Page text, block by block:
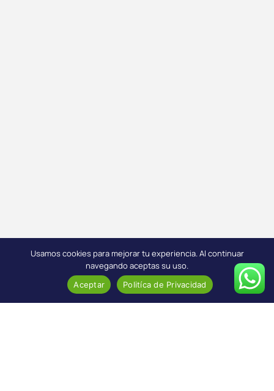
Usamos cookies para mejorar tu experiencia. Al continuar
navegando aceptas su uso.
Aceptar Politíca de Privacidad